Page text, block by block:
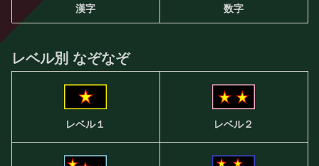
漢字 数字
レベル別 なぞなぞ
レベル１ レベル２